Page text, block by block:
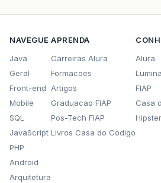
NAVEGUE
Java
Geral
Front-end
Mobile
SQL
JavaScript
PHP
Android
Arquitetura
APRENDA
Carreiras Alura
Formacoes
Artigos
Graduacao FIAP
Pos-Tech FIAP
Livros Casa do Codigo
Alura
Lumina
FIAP
Casa